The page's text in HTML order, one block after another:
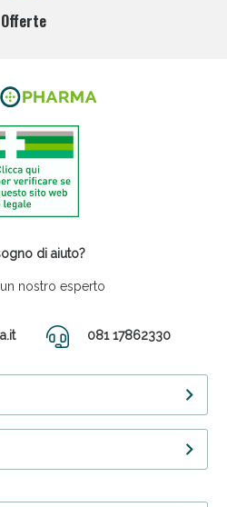
Offerte
di aiuto?
nostro esperto
081 17862330